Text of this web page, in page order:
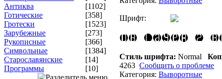
Антиква
[1102]
Готические
[358]
Гротески
[1523]
Зарубежные
[273]
Рукописные
[366]
Символьные
[1384]
Старославянские
[14]
Программы
[10]
Шрифт:
Стиль шрифта: Normal
4263 Сообщить о проблеме
Категория: Выворотные